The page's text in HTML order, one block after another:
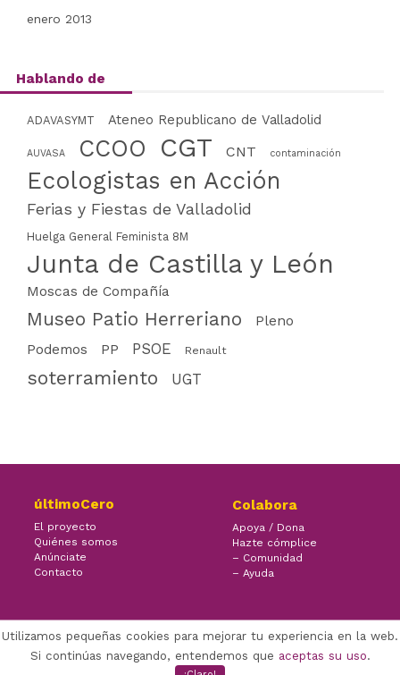
enero 2013
Hablando de
ADAVASYMT Ateneo Republicano de Valladolid
AUVASA CCOO CGT CNT contaminación
Ecologistas en Acción
Ferias y Fiestas de Valladolid
Huelga General Feminista 8M
Junta de Castilla y León
Moscas de Compañía
Museo Patio Herreriano
Pleno
Podemos
PP PSOE Renault
soterramiento UGT
últimoCero
El proyecto
Quiénes somos
Anúnciate
Contacto
Colabora
Apoya / Dona
Hazte cómplice
– Comunidad
– Ayuda
Facebook Twitter Youtube
(CC) ÚLTIMOCERO | 2022
Utilizamos pequeñas cookies para mejorar tu experiencia en la web.
Si continúas navegando, entendemos que aceptas su uso.